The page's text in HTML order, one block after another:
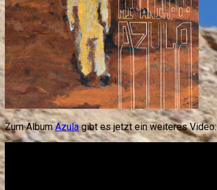
Zum AlbumAzulagibt es jetzt ein weiteres Video: